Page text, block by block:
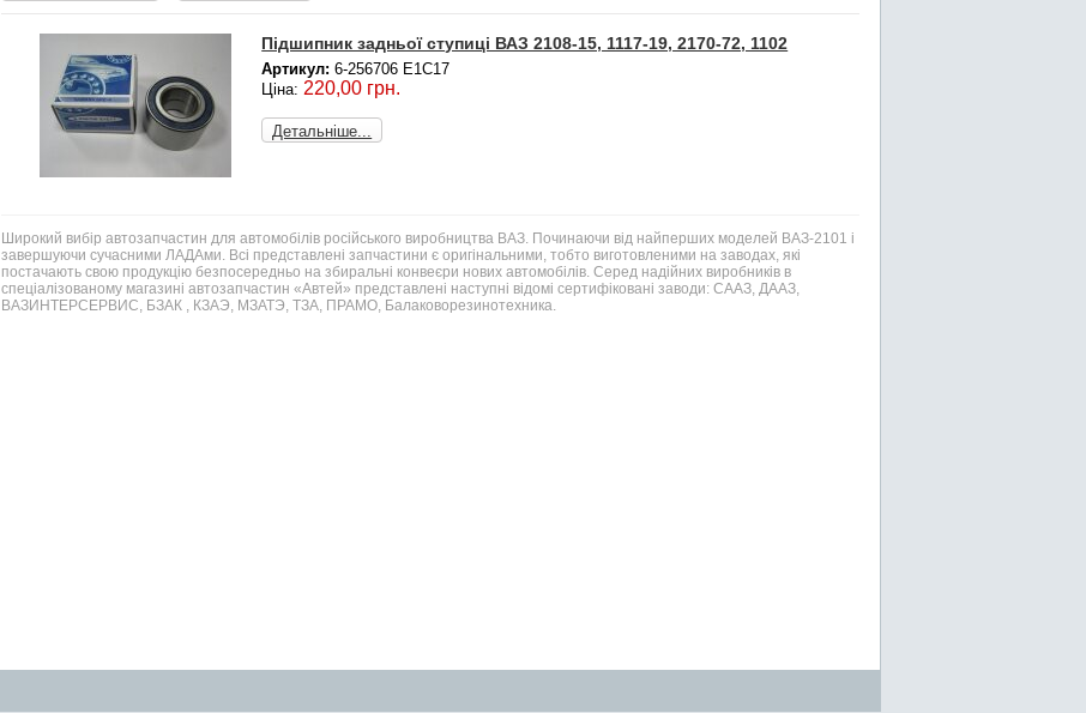
Підшипник задньої ступиці ВАЗ 2108-15, 1117-19, 2170-72, 1102
Артикул: 6-256706 Е1С17
Ціна:220,00 грн.
Детальніше...
Широкий вибір автозапчастин для автомобілів російського виробництва ВАЗ. Починаючи від найперших моделей ВАЗ-2101 і
завершуючи сучасними ЛАДАми. Всі представлені запчастини є оригінальними, тобто виготовленими на заводах, які
постачають свою продукцію безпосередньо на збиральні конвеєри нових автомобілів. Серед надійних виробників в
спеціалізованому магазині автозапчастин «Автей» представлені наступні відомі сертифіковані заводи: СААЗ, ДААЗ,
ВАЗИНТЕРСЕРВИС, БЗАК , КЗАЭ, МЗАТЭ, ТЗА, ПРАМО, Балаковорезинотехника.